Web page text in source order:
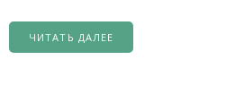
ЧИТАТЬ ДАЛЕЕ